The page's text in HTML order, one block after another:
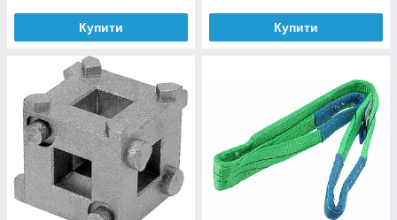
Купити Купити